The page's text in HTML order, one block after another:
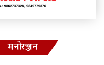
मनोरञ्जन